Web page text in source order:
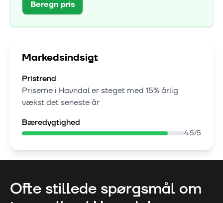
Beregn pris
Markedsindsigt
Pristrend
Priserne i Havndaler steget med 15% årlig
vækstdet seneste år
Bæredygtighed
4.5/5
Ofte stillede spørgsmål om